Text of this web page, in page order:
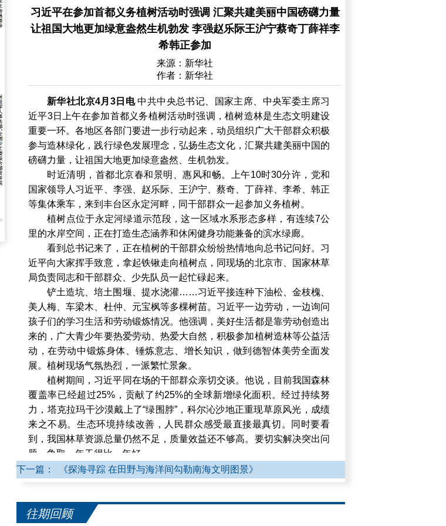
习近平在参加首都义务植树活动时强调 汇聚共建美丽中国磅礴力量
让祖国大地更加绿意盎然生机勃发 李强赵乐际王沪宁蔡奇丁薛祥李
希韩正参加
来源：新华社
作者：新华社
新华社北京4月3日电中共中央总书记、国家主席、中央军委主席习
近平3日上午在参加首都义务植树活动时强调，植树造林是生态文明建设
重要一环。各地区各部门要进一步行动起来，动员组织广大干部群众积极
参与造林绿化，践行绿色发展理念，弘扬生态文化，汇聚共建美丽中国的
磅礴力量，让祖国大地更加绿意盎然、生机勃发。
时近清明，首都北京春和景明、惠风和畅。上午10时30分许，党和
国家领导人习近平、李强、赵乐际、王沪宁、蔡奇、丁薛祥、李希、韩正
等集体乘车，来到丰台区永定河畔，同干部群众一起参加义务植树。
植树点位于永定河绿道示范段，这一区域水系形态多样，有连续7公
里的水岸空间，正在打造生态涵养和休闲健身功能兼备的滨水绿廊。
看到总书记来了，正在植树的干部群众纷纷热情地向总书记问好。习
近平向大家挥手致意，拿起铁锹走向植树点，同现场的北京市、国家林草
局负责同志和干部群众、少先队员一起忙碌起来。
铲土造坑、培土围堰、提水浇灌……习近平接连种下油松、金枝槐、
美人梅、车梁木、杜仲、元宝枫等多棵树苗。习近平一边劳动，一边询问
孩子们的学习生活和劳动锻炼情况。他强调，美好生活都是靠劳动创造出
来的，广大青少年要热爱劳动、热爱大自然，积极参加植树造林等公益活
动，在劳动中锻炼身体、锤炼意志、增长知识，做到德智体美劳全面发
展。植树现场气氛热烈，一派繁忙景象。
植树期间，习近平同在场的干部群众亲切交谈。他说，目前我国森林
覆盖率已经超过25%，贡献了约25%的全球新增绿化面积。经过持续努
力，塔克拉玛干沙漠戴上了“绿围脖”，科尔沁沙地正重现草原风光，成绩
来之不易。生态环境持续改善，人民群众感受最直接最真切。同时要看
到，我国林草资源总量仍然不足，质量效益还不够高。要切实解决突出问
题，争取一年干得比一年好。
习近平指出，绿化祖国必须坚持扩绿兴绿护绿“三绿”并举，推动森林
的办法用活林草资源，壮大林草产业。更加注重“利民”，为群众增添身边
下一篇： 《探海寻踪 在田野与海洋间勾勒南海文明图景》
往期回顾